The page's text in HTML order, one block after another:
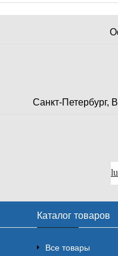
Санкт-Петербург,
Каталог товаров
Все товары